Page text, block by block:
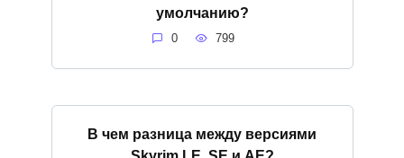
умолчанию?
0 799
В чем разница между версиями